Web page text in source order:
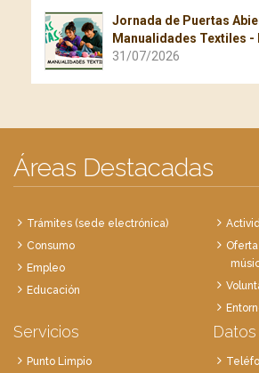
Jornada de Puertas
Manualidades Textiles -
31/07/2026
Áreas Destacadas
Trámites (sede electrónica)
Consumo
Empleo
Educación
Servicios
Punto Limpio